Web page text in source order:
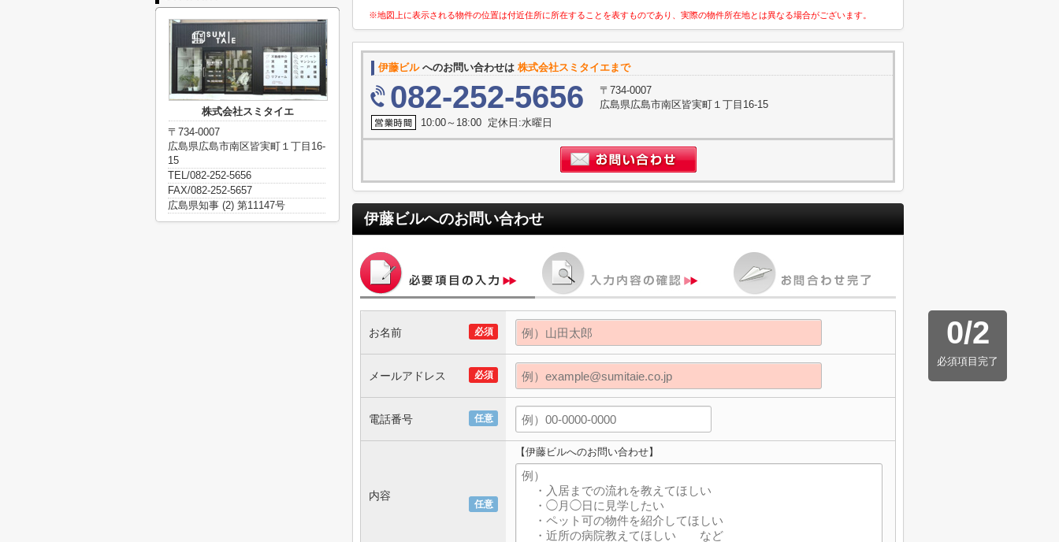
※地図上に表示される物件の位置は付近住所に所在することを表すものであり、実際の物件所在地とは異なる場合がございます。
伊藤ビルへのお問い合わせは 株式会社スミタイエまで
082-252-5656
〒734-0007
広島県広島市南区皆実町１丁目16-15
10:00～18:00 定休日:水曜日
伊藤ビルへのお問い合わせ
0/2
必須項目完了
必須
お名前
必須
メールアドレス
任意
電話番号
任意
内容
【伊藤ビルへのお問い合わせ】
株式会社スミタイエ
〒734-0007
広島県広島市南区皆実町１丁目16-
15
TEL/082-252-5656
FAX/082-252-5657
広島県知事 (2) 第11147号